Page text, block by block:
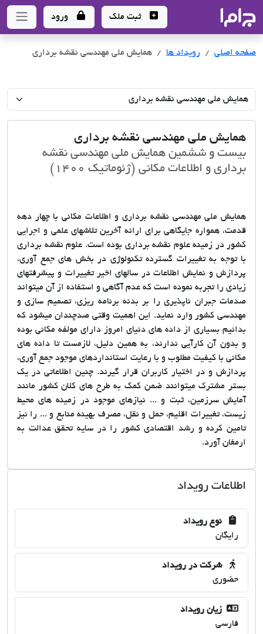
- سامانه جامع املاک و مشاورین املاک
ثبت ملک ورود
صفحه اصلی رویداد ها همایش ملی مهندسی نقشه برداری
همایش ملی مهندسی نقشه برداری
بیست و ششمین همایش ملی مهندسی نقشه
برداری و اطلاعات مکانی (ژئوماتیک 1400)
همایش ملی مهندسی نقشه برداری و اطلاعات مکانی با چهار دهه
قدمت، همواره جایگاهی برای ارائه آخرین تلاشهای علمی و اجرایی
کشور در زمینه علوم نقشه برداری بوده است. علوم نقشه برداری
با توجه به تغییرات گسترده تکنولوژی در بخش های جمع آوری،
پردازش و نمایش اطلاعات در سالهای اخیر تغییرات و پیشرفتهای
زیادی را تجربه نموده است که عدم آگاهی و استفاده از آن میتواند
صدمات جبران ناپذیری را بر بدنه برنامه ریزی، تصمیم سازی و
مهندسی کشور وارد نماید. این اهمیت وقتی صدچندان میشود که
بدانیم بسیاری از داده های دنیای امروز دارای مولفه مکانی بوده
و بدون آن کارآیی ندارند، به همین دلیل، لازمست تا داده های
مکانی با کیفیت مطلوب و با رعایت استانداردهای موجود جمع آوری،
پردازش و در اختیار کاربران قرار گیرند. چنین اطلاعاتی در یک
بستر مشترک میتوانند ضمن کمک به طرح های کلان کشور مانند
آمایش سرزمین، ثبت و ... نیازهای موجود در زمینه های محیط
زیست، تغییرات اقلیم، حمل و نقل، مصرف بهینه منابع و ... را نیز
تامین کرده و رشد اقتصادی کشور را در سایه تحقق عدالت به
ارمغان آورد.
اطلاعات رویداد
نوع رویداد
رایگان
شرکت در رویداد
حضوری
زیان رویداد
فارسی